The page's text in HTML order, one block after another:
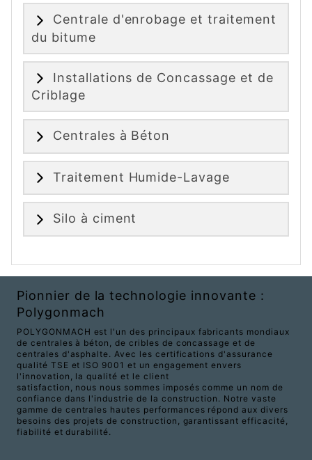
Centrale d'enrobage et traitement
du bitume
Installations de Concassage et de
Criblage
Centrales à Béton
Traitement Humide-Lavage
Silo à ciment
Pionnier de la technologie innovante :
Polygonmach
POLYGONMACH est l'un des principaux fabricants mondiaux
de centrales à béton, de cribles de concassage et de
centrales d'asphalte. Avec les certifications d'assurance
qualité TSE et ISO 9001 et un engagement envers
l'innovation, la qualité et le client
satisfaction, nous nous sommes imposés comme un nom de
confiance dans l'industrie de la construction. Notre vaste
gamme de centrales hautes performances répond aux divers
besoins des projets de construction, garantissant efficacité,
fiabilité et durabilité.